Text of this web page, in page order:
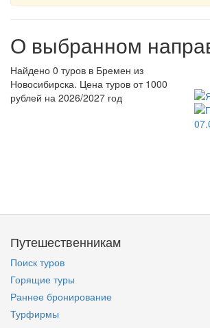
О выбранном
Найдено 0 туров в Бремен из
Новосибирска. Цена туров от 1000
рублей на 2026/2027 год
Путешественникам
Поиск туров
Горящие туры
Раннее бронирование
Турфирмы